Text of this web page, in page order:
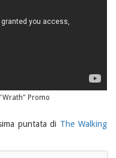
"Wrath" Promo
puntata di The Walking